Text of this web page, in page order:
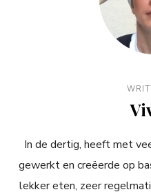
In de dertig, heeft met
gewerkt en creëerde op
lekker eten, zeer